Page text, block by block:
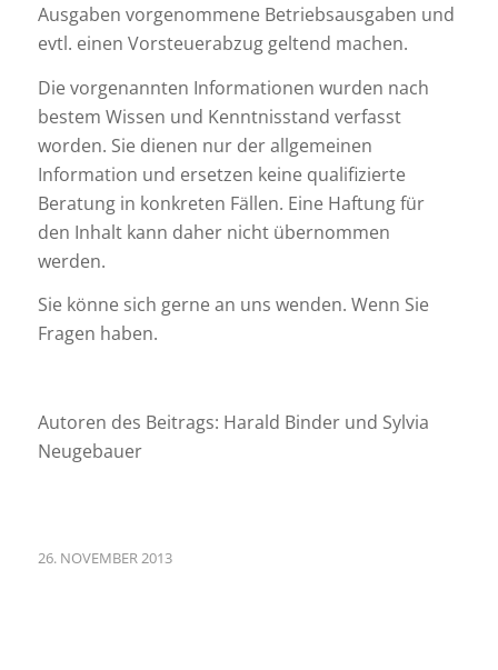
Ausgaben vorgenommene Betriebsausgaben und
evtl. einen Vorsteuerabzug geltend machen.
Die vorgenannten Informationen wurden nach
bestem Wissen und Kenntnisstand verfasst
worden. Sie dienen nur der allgemeinen
Information und ersetzen keine qualifizierte
Beratung in konkreten Fällen. Eine Haftung für
den Inhalt kann daher nicht übernommen
werden.
Sie könne sich gerne an uns wenden. Wenn Sie
Fragen haben.
Autoren des Beitrags: Harald Binder und Sylvia
Neugebauer
26. NOVEMBER 2013